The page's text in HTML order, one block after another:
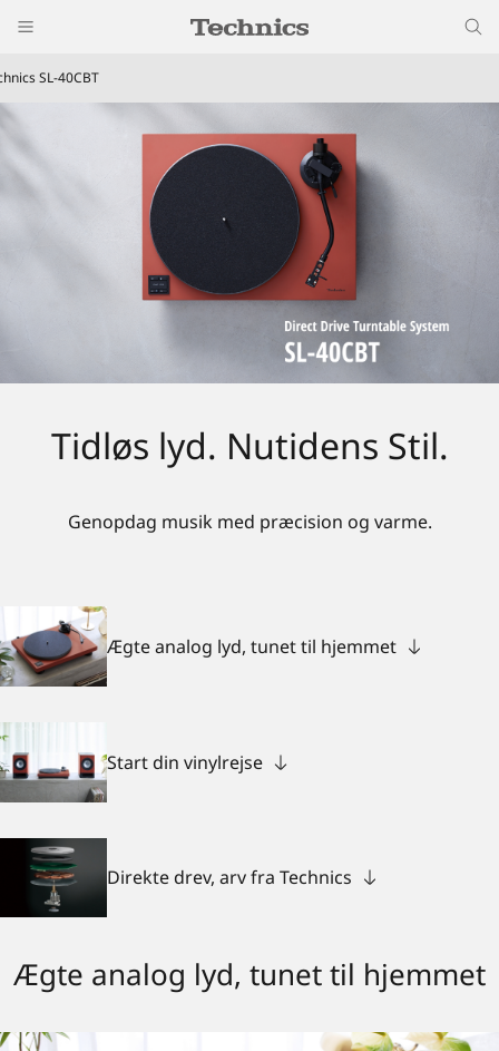
SL-40CBT
Tidløs lyd. Nutidens Stil.
Genopdag musik med præcision og varme.
Ægte analog lyd, tunet til hjemmet
Start din vinylrejse
Direkte drev, arv fra Technics
Ægte analog lyd, tunet til hjemmet